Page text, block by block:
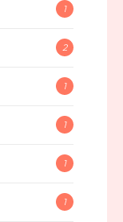
1
2
1
1
1
1